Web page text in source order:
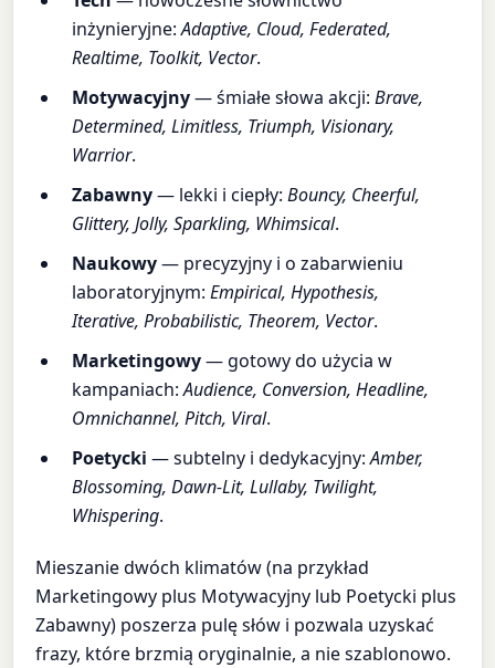
inżynieryjne:Adaptive, Cloud, Federated,
Realtime, Toolkit, Vector.
Motywacyjny— śmiałe słowa akcji: Brave,
Determined, Limitless, Triumph, Visionary,
Warrior.
Zabawny— lekki i ciepły: Bouncy, Cheerful,
Glittery, Jolly, Sparkling, Whimsical.
Naukowy— precyzyjny i o zabarwieniu
laboratoryjnym: Empirical, Hypothesis,
Iterative, Probabilistic, Theorem, Vector.
Marketingowy— gotowy do użycia w
kampaniach:Audience, Conversion, Headline,
Omnichannel, Pitch, Viral.
Poetycki — subtelny i dedykacyjny:Amber,
Blossoming, Dawn-Lit, Lullaby, Twilight,
Whispering.
Mieszanie dwóch klimatów (na przykład
Marketingowy plus Motywacyjny lub Poetycki plus
Zabawny) poszerza pulę słów i pozwala uzyskać
frazy, które brzmią oryginalnie, a nie szablonowo.